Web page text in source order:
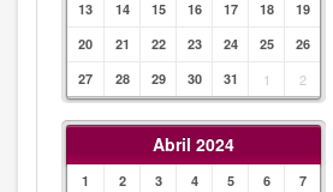
13
14 15 16 17 18
19
20
21 22 23 24 25
26
27
28 29 30 31 1 2
Abril 2024
1 2 3 4 5 6
7